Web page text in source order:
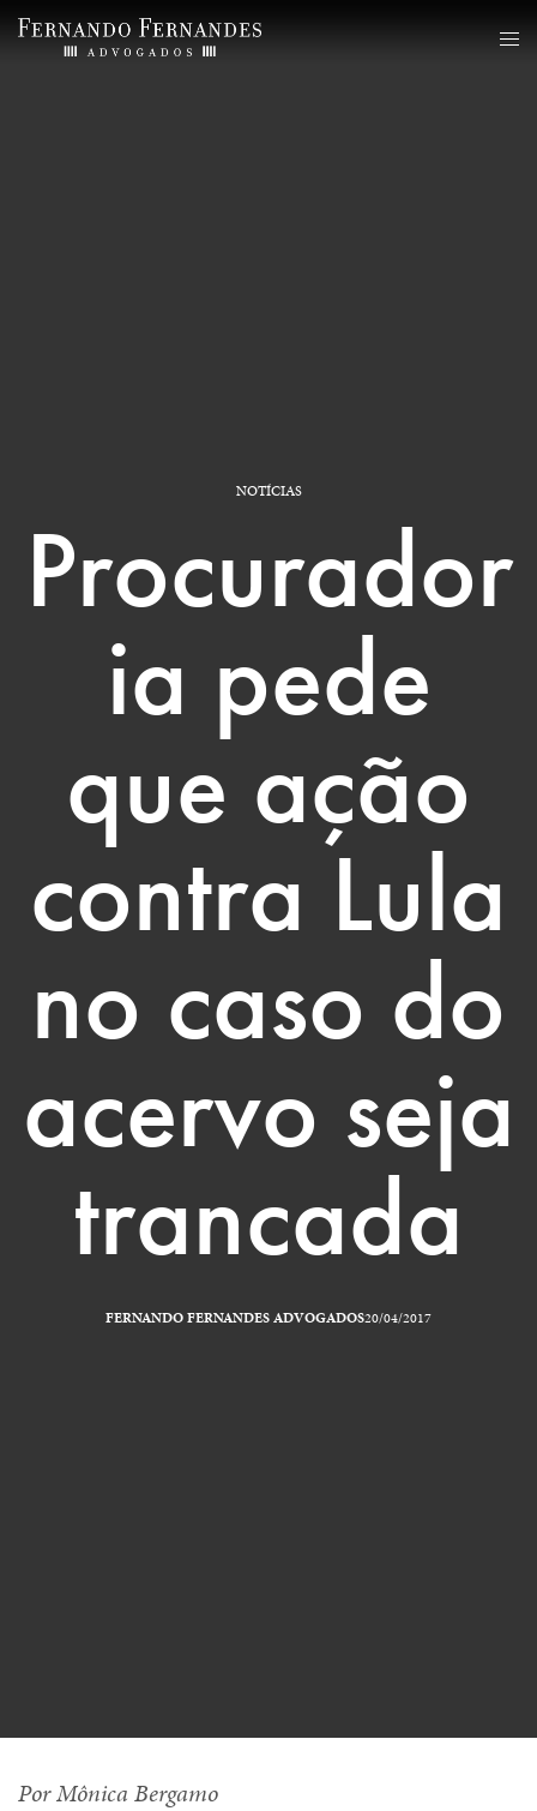
NOTÍCIAS
Procurador
ia pede
que ação
contra Lula
no caso do
acervo seja
trancada
FERNANDO FERNANDES ADVOGADOS20/04/2017
Por Mônica Bergamo